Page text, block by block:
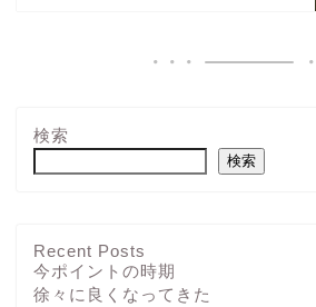
検索
検索
Recent Posts
今ポイントの時期
徐々に良くなってきた